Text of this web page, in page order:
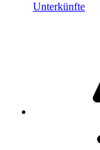
Unterkünfte